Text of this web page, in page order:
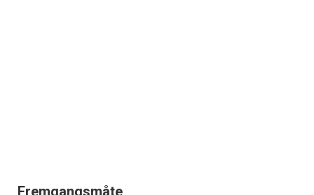
Fremgangsmåte